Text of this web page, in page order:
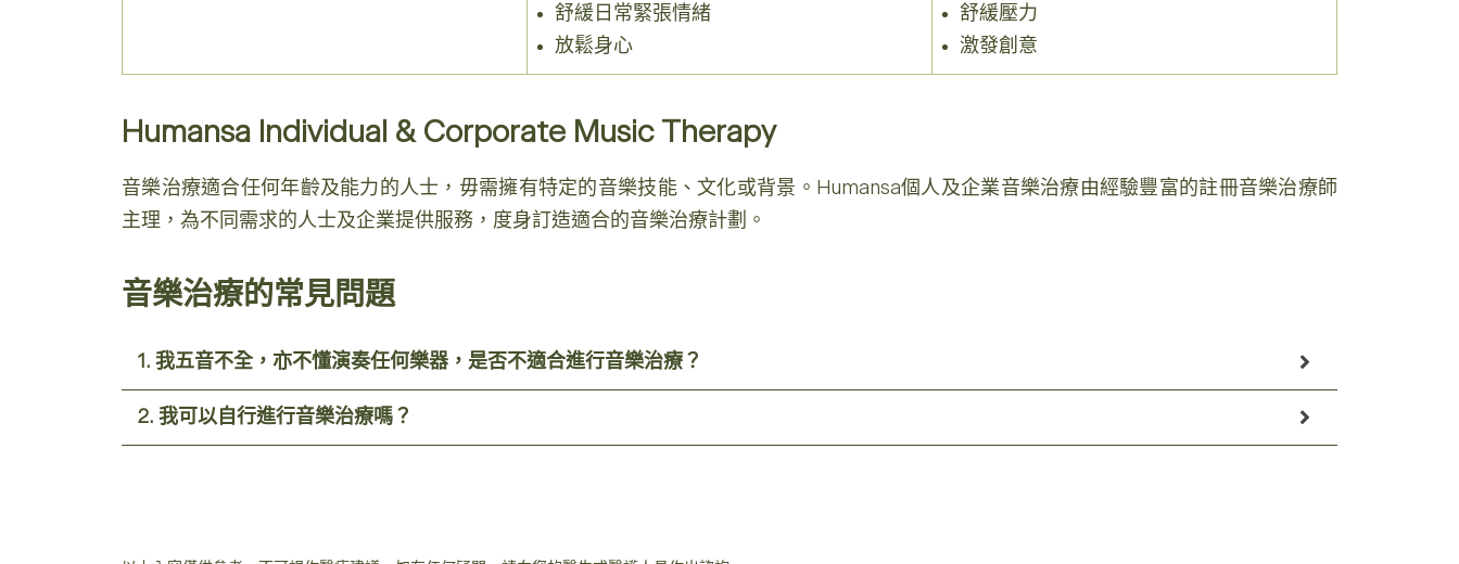
舒緩日常緊張情緒
放鬆身心
舒緩壓力
激發創意
Humansa Individual & Corporate Music Therapy
音樂治療適合任何年齡及能力的人士，毋需擁有特定的音樂技能、文化或背景。Humansa個人及企業音樂治療由經驗豐富的註冊音樂治療師
主理，為不同需求的人士及企業提供服務，度身訂造適合的音樂治療計劃。
音樂治療的常見問題
1. 我五音不全，亦不懂演奏任何樂器，是否不適合進行音樂治療？
2. 我可以自行進行音樂治療嗎？